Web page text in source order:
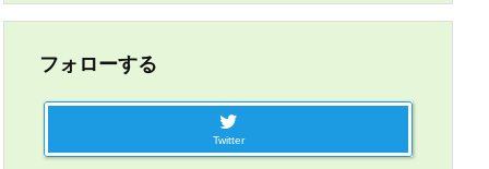
フォローする
Twitter